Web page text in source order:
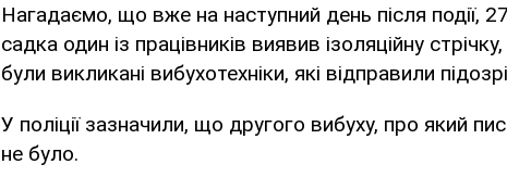
Нагадаємо, що вже на наступний день після події,
садка один із працівників виявив ізоляційну
були викликані вибухотехніки, які відправили
У поліції зазначили, що другого вибуху, про який
не було.